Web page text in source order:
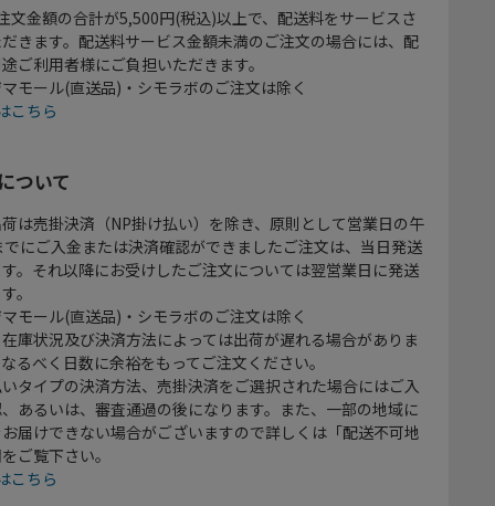
文金額の合計が5,500円(税込)以上で、配送料をサービスさ
きます。配送料サービス金額未満のご注文の場合には、配
ご利用者様にご負担いただきます。
モール(直送品)・シモラボのご注文は除く
こちら
ついて
は売掛決済（NP掛け払い）を除き、原則として営業日の午
にご入金または決済確認ができましたご注文は、当日発送
。それ以降にお受けしたご注文については翌営業日に発送
。
モール(直送品)・シモラボのご注文は除く
庫状況及び決済方法によっては出荷が遅れる場合がありま
るべく日数に余裕をもってご注文ください。
タイプの決済方法、売掛決済をご選択された場合にはご入
あるいは、審査通過の後になります。また、一部の地域に
届けできない場合がございますので詳しくは「配送不可地
ご覧下さい。
こちら